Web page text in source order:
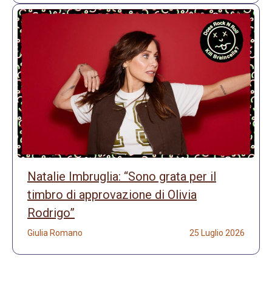
Natalie Imbruglia: “Sono grata per il
timbro di approvazione di Olivia
Rodrigo”
Giulia Romano 25 Luglio 2026